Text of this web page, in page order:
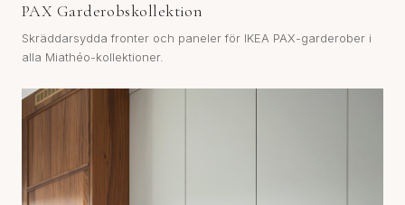
PAX Garderobskollektion
Skräddarsydda fronter och paneler för IKEA PAX-garderober i
alla Miathéo-kollektioner.